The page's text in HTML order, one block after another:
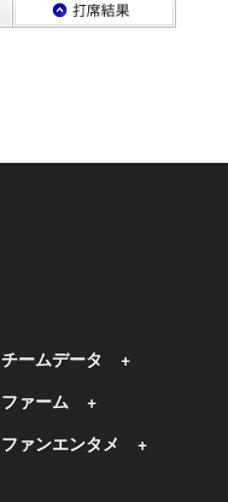
チームデータ
ファーム
ファンエンタメ